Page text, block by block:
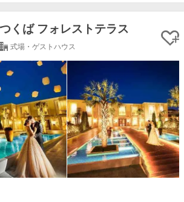
くば フォレストテラス
式場・ゲストハウス